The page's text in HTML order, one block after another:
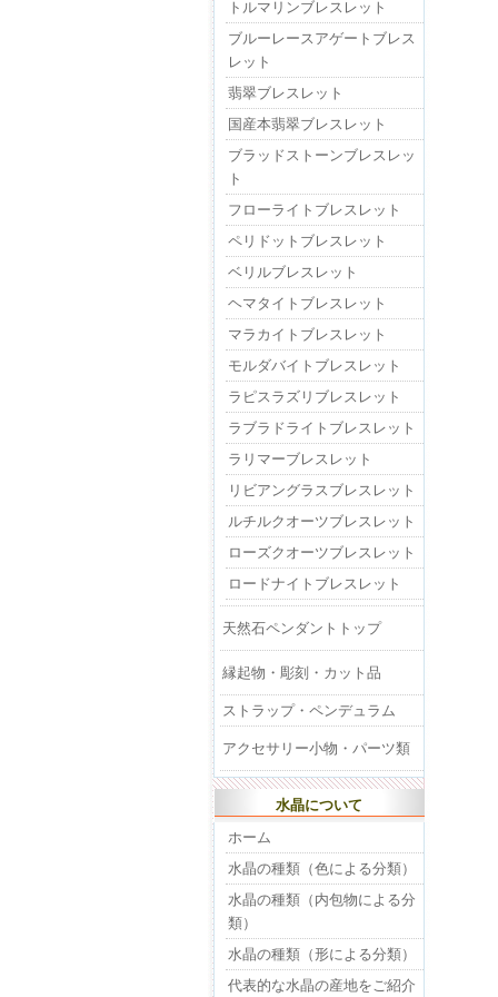
トルマリンブレスレット
ブルーレースアゲートブレス
レット
翡翠ブレスレット
国産本翡翠ブレスレット
ブラッドストーンブレスレッ
ト
フローライトブレスレット
ペリドットブレスレット
ベリルブレスレット
ヘマタイトブレスレット
マラカイトブレスレット
モルダバイトブレスレット
ラピスラズリブレスレット
ラブラドライトブレスレット
ラリマーブレスレット
リビアングラスブレスレット
ルチルクオーツブレスレット
ローズクオーツブレスレット
ロードナイトブレスレット
天然石ペンダントトップ
縁起物・彫刻・カット品
ストラップ・ペンデュラム
アクセサリー小物・パーツ類
水晶について
ホーム
水晶の種類（色による分類）
水晶の種類（内包物による分
類）
水晶の種類（形による分類）
代表的な水晶の産地をご紹介